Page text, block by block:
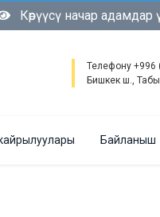
Көрүүсү начар адамдар
Телефону +996
Бишкек ш.,
Байланыш